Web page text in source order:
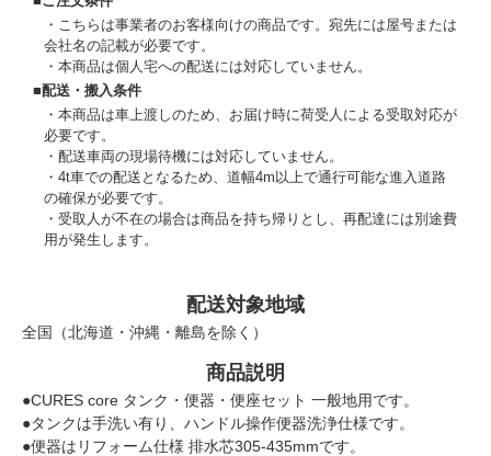
こちらは事業者のお客様向けの商品です。宛先には屋号または
会社名の記載が必要です。
本商品は個人宅への配送には対応していません。
■配送・搬入条件
本商品は車上渡しのため、お届け時に荷受人による受取対応が
必要です。
配送車両の現場待機には対応していません。
4t車での配送となるため、道幅4m以上で通行可能な進入道路
の確保が必要です。
受取人が不在の場合は商品を持ち帰りとし、再配達には別途費
用が発生します。
配送対象地域
全国（北海道・沖縄・離島を除く）
商品説明
●CURES core タンク・便器・便座セット 一般地用です。
●タンクは手洗い有り、ハンドル操作便器洗浄仕様です。
●便器はリフォーム仕様 排水芯305-435mmです。